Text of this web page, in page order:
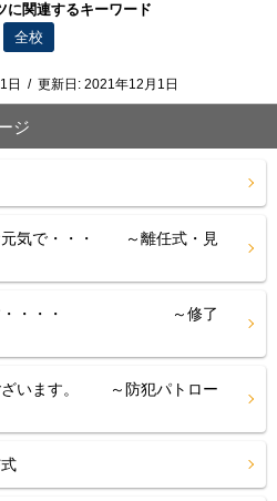
に関連するキーワード
全校
日 / 更新日: 2021年12月1日
ジ
元気で・・・ ～離任式・見
ます・・・・ ～修了
ざいます。 ～防犯パトロー